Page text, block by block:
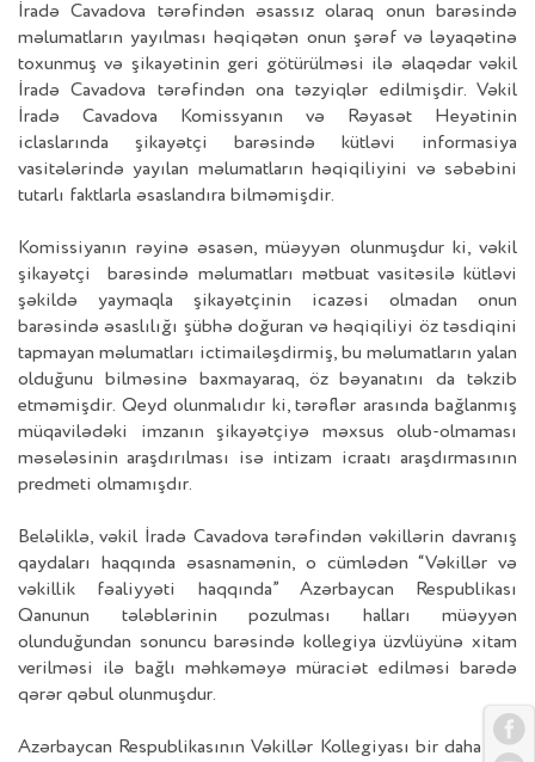
İradə Cavadova tərəfindən əsassız olaraq onun barəsində
məlumatların yayılması həqiqətən onun şərəf və ləyaqətinə
toxunmuş və şikayətinin geri götürülməsi ilə əlaqədar vəkil
İradə Cavadova tərəfindən ona təzyiqlər edilmişdir. Vəkil
İradə Cavadova Komissyanın və Rəyasət Heyətinin
iclaslarında şikayətçi barəsində kütləvi informasiya
vasitələrində yayılan məlumatların həqiqiliyini və səbəbini
tutarlı faktlarla əsaslandıra bilməmişdir.
Komissiyanın rəyinə əsasən, müəyyən olunmuşdur ki, vəkil
şikayətçi barəsində məlumatları mətbuat vasitəsilə kütləvi
şəkildə yaymaqla şikayətçinin icazəsi olmadan onun
barəsində əsaslılığı şübhə doğuran və həqiqiliyi öz təsdiqini
tapmayan məlumatları ictimailəşdirmiş, bu məlumatların yalan
olduğunu bilməsinə baxmayaraq, öz bəyanatını da təkzib
etməmişdir. Qeyd olunmalıdır ki, tərəflər arasında bağlanmış
müqavilədəki imzanın şikayətçiyə məxsus olub-olmaması
məsələsinin araşdırılması isə intizam icraatı araşdırmasının
predmeti olmamışdır.​
Beləliklə, vəkil İradə Cavadova tərəfindən vəkillərin davranış
qaydaları haqqında əsasnamənin, o cümlədən “Vəkillər və
vəkillik fəaliyyəti haqqında” Azərbaycan Respublikası
Qanunun tələblərinin pozulması halları müəyyən
olunduğundan sonuncu barəsində kollegiya üzvlüyünə xitam
verilməsi ilə bağlı məhkəməyə müraciət edilməsi barədə
qərər qəbul olunmuşdur.
Azərbaycan Respublikasının Vəkillər Kollegiyası bir daha KİV